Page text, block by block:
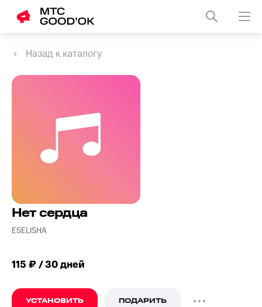
Назад к каталогу
Нет сердца
ESELISHA
115 ₽ / 30 дней
УСТАНОВИТЬ ПОДАРИТЬ